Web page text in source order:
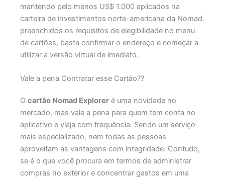
mantendo pelo menos US$ 1.000 aplicados na
carteira de investimentos norte-americana da Nomad.
preenchidos os requisitos de elegibilidade no menu
de cartões, basta confirmar o endereço e começar a
utilizar a versão virtual de imediato.
Vale a pena Contratar esse Cartão??
O cartão Nomad Exploreré uma novidade no
mercado, mas vale a pena para quem tem conta no
aplicativo e viaja com frequência. Sendo um serviço
mais especializado, nem todas as pessoas
aproveitam as vantagens com integridade. Contudo,
se é o que você procura em termos de administrar
compras no exterior e concentrar gastos em uma